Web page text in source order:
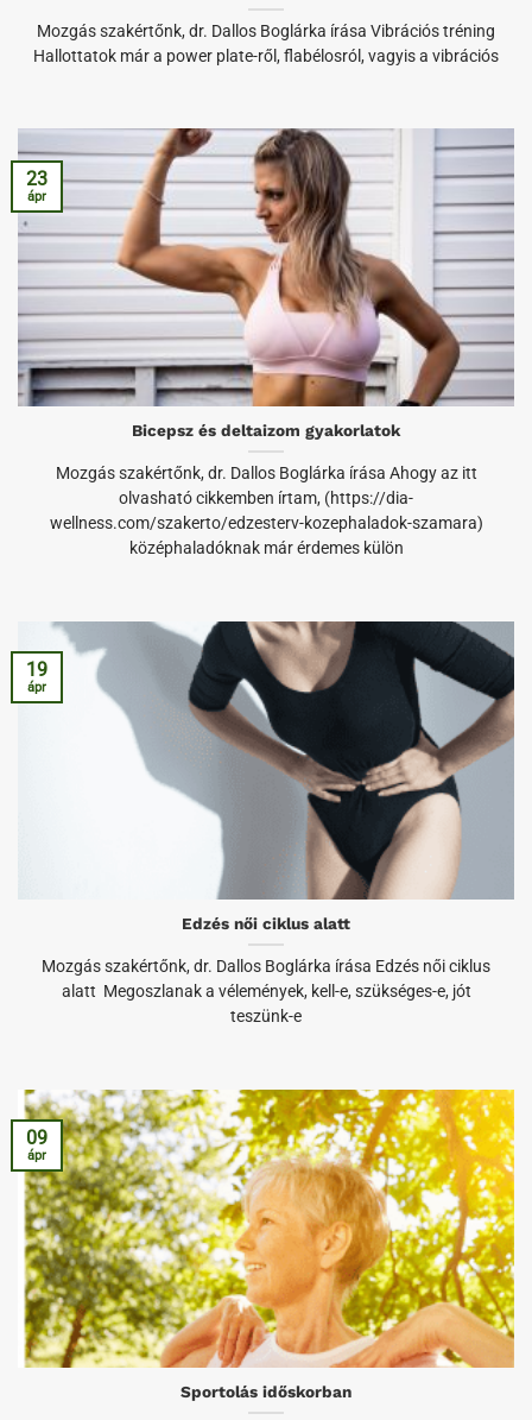
Mozgás szakértőnk, dr. Dallos Boglárka írása Vibrációs tréning
Hallottatok már a power plate-ről, flabélosról, vagyis a vibrációs
Bicepsz és deltaizom gyakorlatok
Mozgás szakértőnk, dr. Dallos Boglárka írása Ahogy az itt
olvasható cikkemben írtam, (https://dia-
wellness.com/szakerto/edzesterv-kozephaladok-szamara)
középhaladóknak már érdemes külön
23
ápr
Edzés női ciklus alatt
Mozgás szakértőnk, dr. Dallos Boglárka írása Edzés női ciklus
alatt Megoszlanak a vélemények, kell-e, szükséges-e, jót
teszünk-e
19
ápr
Sportolás időskorban
09
ápr